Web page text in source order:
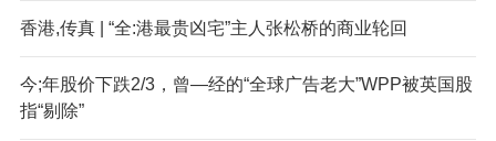
香港,传真 | “全:港最贵凶宅”主人张松桥的商业轮回
今;年股价下跌2/3，曾—经的“全球广告老大”WPP被英国股
指“剔除”